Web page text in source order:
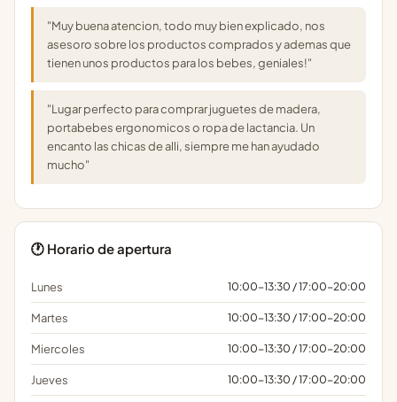
"Muy buena atencion, todo muy bien explicado, nos
asesoro sobre los productos comprados y ademas que
tienen unos productos para los bebes, geniales!"
"Lugar perfecto para comprar juguetes de madera,
portabebes ergonomicos o ropa de lactancia. Un
encanto las chicas de alli, siempre me han ayudado
mucho"
🕐 Horario de apertura
Lunes 10:00-13:30 / 17:00-20:00
Martes 10:00-13:30 / 17:00-20:00
Miercoles 10:00-13:30 / 17:00-20:00
Jueves 10:00-13:30 / 17:00-20:00